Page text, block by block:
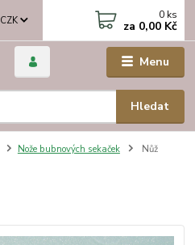
Menu
CZK
Hledat
0 ks
za 0,00 Kč
Nože bubnových sekaček
Nůž